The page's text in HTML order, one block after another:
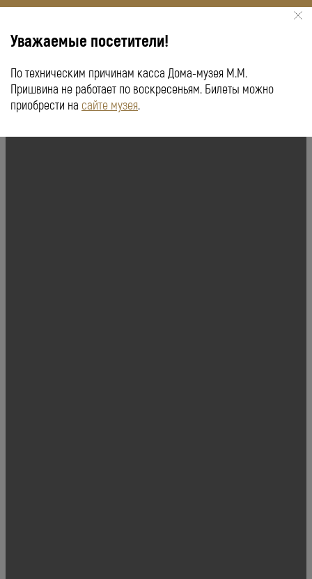
КУПИТЬ БИЛЕТ ПУШКИНСКАЯ КАРТА
Уважаемые посетители!
По техническим причинам касса Дома-музея М.М.
Пришвина не работает по воскресеньям. Билеты можно
приобрести на сайте музея.